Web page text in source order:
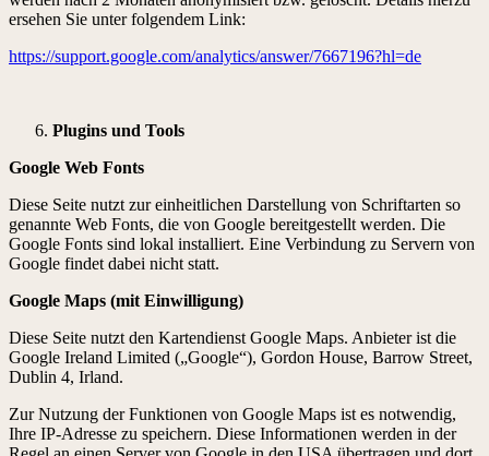
ersehen Sie unter folgendem Link:
https://support.google.com/analytics/answer/7667196?hl=de
Plugins und Tools
Google Web Fonts
Diese Seite nutzt zur einheitlichen Darstellung von Schriftarten so
genannte Web Fonts, die von Google bereitgestellt werden. Die
Google Fonts sind lokal installiert. Eine Verbindung zu Servern von
Google findet dabei nicht statt.
Google Maps (mit Einwilligung)
Diese Seite nutzt den Kartendienst Google Maps. Anbieter ist die
Google Ireland Limited („Google“), Gordon House, Barrow Street,
Dublin 4, Irland.
Zur Nutzung der Funktionen von Google Maps ist es notwendig,
Ihre IP-Adresse zu speichern. Diese Informationen werden in der